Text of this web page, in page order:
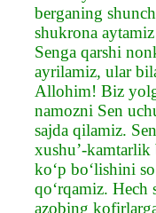
berganing
shukrona
Senga qarshi
ayrilamiz, ular
Allohim! Biz
namozni Sen
sajda qilamiz.
xushu’-kamtarlik
ko‘p bo‘lishini
qo‘rqamiz. Hech
azobing